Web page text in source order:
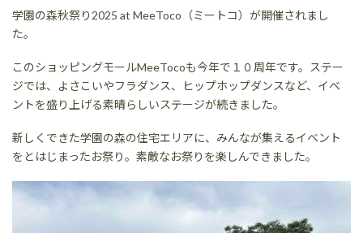
学園の森秋祭り2025 at MeeToco（ミートコ）が開催されまし
た。
このショッピングモールMeeTocoも今年で１０周年です。ステー
ジでは、よさこいやフラダンス、ヒップホップダンスなど、イベ
ントを盛り上げる素晴らしいステージが続きました。
新しくできた学園の森の住宅エリアに、みんなが集えるイベント
をとはじまったお祭り。素敵なお祭りを楽しんできました。